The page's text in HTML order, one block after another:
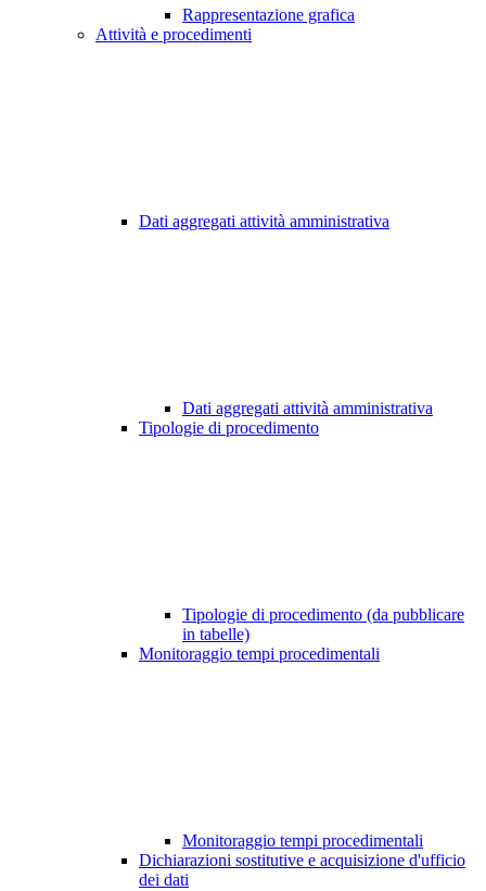
Rappresentazione grafica
Attività e procedimenti
Dati aggregati attività amministrativa
Dati aggregati attività amministrativa
Tipologie di procedimento
Tipologie di procedimento (da pubblicare
in tabelle)
Monitoraggio tempi procedimentali
Monitoraggio tempi procedimentali
Dichiarazioni sostitutive e acquisizione d'ufficio
dei dati